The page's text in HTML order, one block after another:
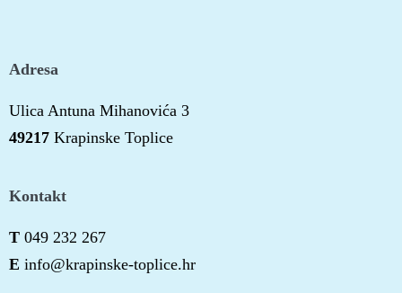
Adresa
Ulica Antuna Mihanovića 3
49217 Krapinske Toplice
Kontakt
T 049 232 267
E info@krapinske-toplice.hr